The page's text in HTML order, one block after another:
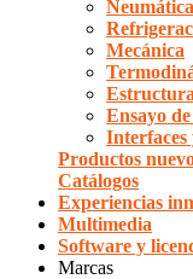
Mecánica
Ensayo
Interfaces
Productos
Catálogos
Experiencias
Multimedia
Software y
Marcas